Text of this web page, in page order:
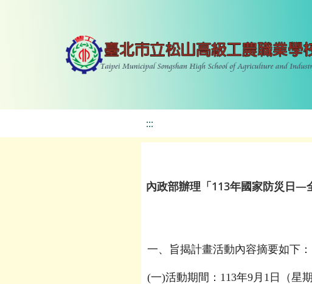
:::
內政部辦理「113年國家防災日—
一、旨揭計畫活動內容摘要如下：
(一)活動期間：113年9月1日（星